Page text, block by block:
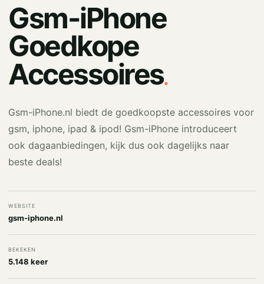
Gsm-iPhone
Goedkope
Accessoires.
Gsm-iPhone.nl biedt de goedkoopste accessoires voor
gsm, iphone, ipad & ipod! Gsm-iPhone introduceert
ook dagaanbiedingen, kijk dus ook dagelijks naar
beste deals!
WEBSITE
gsm-iphone.nl
BEKEKEN
5.148 keer